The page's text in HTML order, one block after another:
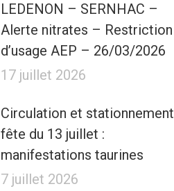
LEDENON – SERNHAC –
Alerte nitrates – Restriction
d’usage AEP – 26/03/2026
17 juillet 2026
Circulation et stationnement
fête du 13 juillet :
manifestations taurines
7 juillet 2026